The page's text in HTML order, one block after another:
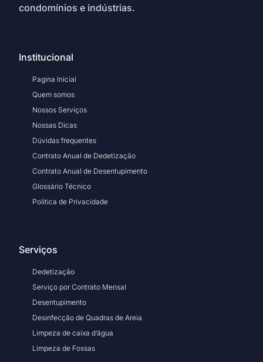
condomínios e indústrias.
Institucional
Pagina Inicial
Quem somos
Nossos Serviços
Nossas Dicas
Dúvidas frequentes
Contrato Anual de Dedetização
Contrato Anual de Desentupimento
Glossário Técnico
Politica de Privacidade
Serviços
Dedetização
Serviço por Contrato Mensal
Desentupimento
Desinfecção de Quadras de Areia
Limpeza de caixa d’água
Limpeza de Fossas